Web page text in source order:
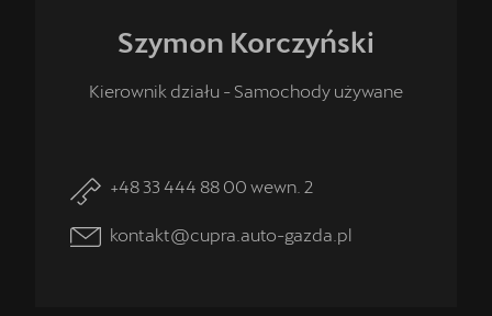
Szymon Korczyński
Kierownik działu - Samochody używane
+48 33 444 88 00 wewn. 2
kontakt@cupra.auto-gazda.pl